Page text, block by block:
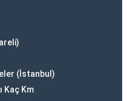
(İstanbul)
Kaç Km